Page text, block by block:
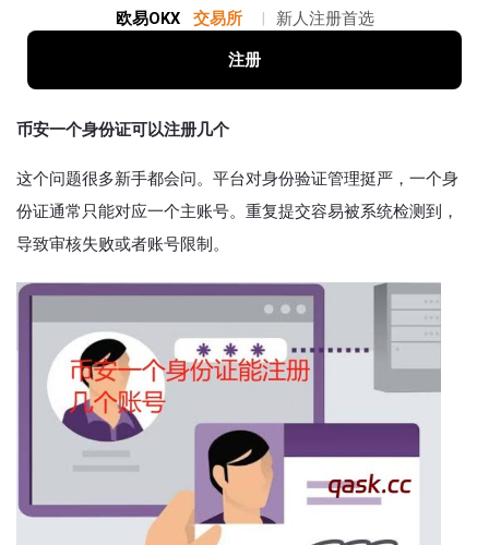
欧易OKX 交易所 新人注册首选
注册
币安一个身份证可以注册几个
这个问题很多新手都会问。平台对身份验证管理挺严，一个身
份证通常只能对应一个主账号。重复提交容易被系统检测到，
导致审核失败或者账号限制。